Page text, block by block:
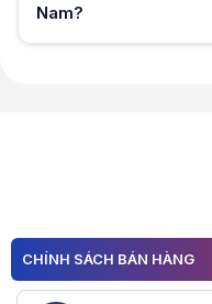
Nam?
CHÍNH SÁCH BÁN HÀNG